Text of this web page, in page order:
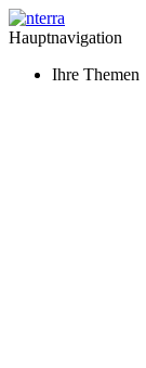
Hauptnavigation
Ihre Themen